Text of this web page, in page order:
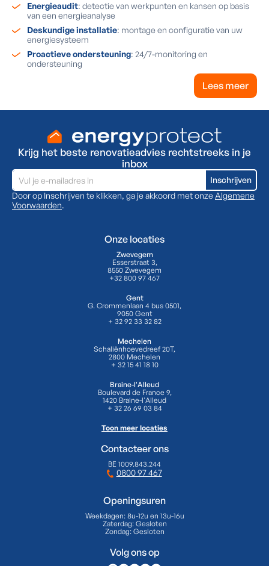
Energieaudit: detectie van werkpunten en kansen op basis
van een energieanalyse
Deskundige installatie: montage en configuratie van uw
energiesysteem
Proactieve ondersteuning: 24/7-monitoring en
ondersteuning
Lees meer
Krijg het beste renovatieadvies rechtstreeks in je
inbox
Door op Inschrijven te klikken, ga je akkoord met onze Algemene
Voorwaarden.
Onze locaties
Zwevegem
Esserstraat 3,
8550 Zwevegem
+32 800 97 467
Gent
G. Crommenlaan 4 bus 0501,
9050 Gent
+ 32 92 33 32 82
Mechelen
Schaliënhoevedreef 20T,
2800 Mechelen
+ 32 15 41 18 10
Braine-l'Alleud
Boulevard de France 9,
1420 Braine-l'Alleud
+ 32 26 69 03 84
Toon meer locaties
Contacteer ons
BE 1009.843.244
0800 97 467
Openingsuren
Weekdagen: 8u-12u en 13u-16u
Zaterdag: Gesloten
Zondag: Gesloten
Volg ons op